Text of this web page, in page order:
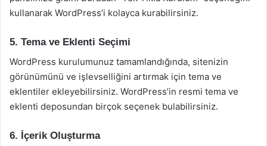
kullanarak WordPress’i kolayca kurabilirsiniz.
5. Tema ve Eklenti Seçimi
WordPress kurulumunuz tamamlandığında, sitenizin
görünümünü ve işlevselliğini artırmak için tema ve
eklentiler ekleyebilirsiniz. WordPress’in resmi tema ve
eklenti deposundan birçok seçenek bulabilirsiniz.
6. İçerik Oluşturma